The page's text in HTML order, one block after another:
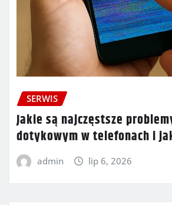
SERWIS
Jakie są najczęstsze
dotykowym w telefonach i
admin lip 6, 2026